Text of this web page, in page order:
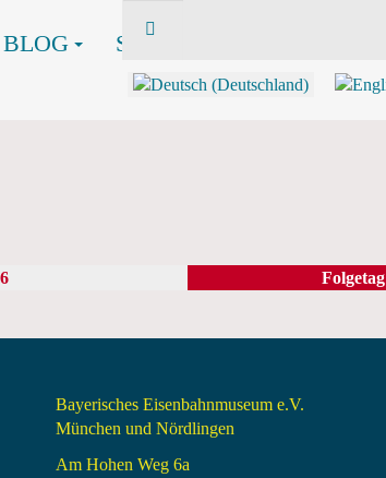
BLOG SHOP
Folgetag
Bayerisches Eisenbahnmuseum e.V.
München und Nördlingen
Am Hohen Weg 6a